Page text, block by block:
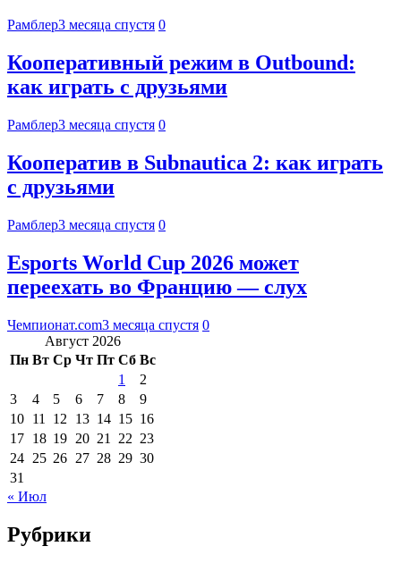
Рамблер3 месяца спустя 0
Кооперативный режим в Outbound:
как играть с друзьями
Рамблер3 месяца спустя 0
Кооператив в Subnautica 2: как играть
с друзьями
Рамблер3 месяца спустя 0
Esports World Cup 2026 может
переехать во Францию — слух
Чемпионат.com3 месяца спустя 0
Август 2026
Пн Вт Ср Чт Пт Сб Вс
1
2
3
4 5 6 7 8
9
10 11 12 13 14 15 16
17 18 19 20 21 22 23
24 25 26 27 28 29 30
31
« Июл
Рубрики